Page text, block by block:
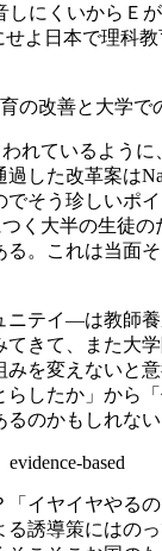
にくいからＥ
よ日本で理
の改善と大学で
れているよう
た改革案は
そう珍しい
大半の生徒
。これは当面
テイ―は教師
きて、また
を変えないと
したか」から
のかもしれない
evidence-based
イヤイヤやる
誘導策にはの